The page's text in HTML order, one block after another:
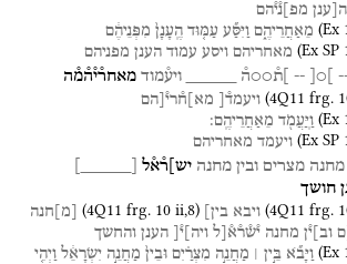
ה[ענן מפ]נ֯י֯הם
(Ex מֵאַחֲרֵיהֶ֑ם וַיִּסַּ֞ע עַמּ֤וּד הֶֽעָנָן֙ מִפְּנֵיהֶ֔ם
(Ex SP מאחריהם ויסע עמוד הענן מפניהם
]○[
-- ]ת֯○○ה֯ ויע֯מוד מאחר֯י֯ה֯מ֯ה
(4Q11 frg. ויעמד֯[ מא]ח֯רי֯[הם
(Ex וַיּֽ͏ַעֲמֹ֖ד מֵאַחֲרֵיהֶֽם׃
(Ex SP ויעמד מאחריהם
מחנה מצרים ובין מחנה יש]ר֯א֯ל
חושך
(4Q11 frg. ויבא בין] (4Q11 frg. 10 ii,8) מ חנה
וב]י֯ן מחנה י֯ש֯ר֯א֯[ל ויה]י֯[ הענן והחשך
(Ex וַיָּבֹ֞א בֵּ֣ין ׀ מַחֲנֵ֣ה מִצְרַ֗יִם וּבֵין֙ מַחֲנֵ֣ה יִשְׂרָאֵ֔ל וַיְהִ֤י